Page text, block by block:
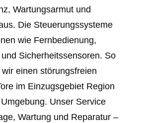
Wartungsarmut und
Die Steuerungssysteme
wie Fernbedienung,
Sicherheitssensoren. So
einen störungsfreien
im Einzugsgebiet Region
Unser Service
Wartung und Reparatur –